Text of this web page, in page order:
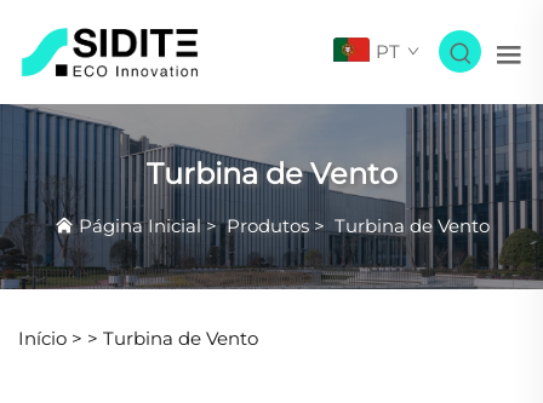
PT
Turbina de Vento
Página Inicial>Produtos>Turbina de Vento
Início > > Turbina de Vento